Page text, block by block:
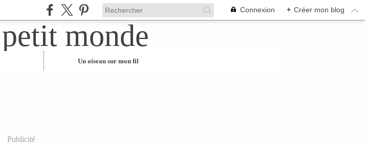
Connexion + Créer mon blog
Un oiseau sur mon fil
Publicité